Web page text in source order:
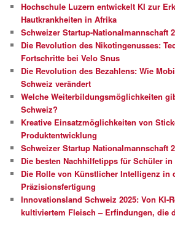
Hochschule Luzern entwickelt KI zur
Hautkrankheiten in Afrika
Schweizer Startup-Nationalmannschaft
Die Revolution des Nikotingenusses:
Fortschritte bei Velo Snus
Die Revolution des Bezahlens: Wie
Schweiz verändert
Welche Weiterbildungsmöglichkeiten
Schweiz?
Kreative Einsatzmöglichkeiten von
Produktentwicklung
Schweizer Startup Nationalmannschaft
Die besten Nachhilfetipps für Schüler in
Die Rolle von Künstlicher Intelligenz in
Präzisionsfertigung
Innovationsland Schweiz 2025: Von KI-
kultiviertem Fleisch – Erfindungen, die